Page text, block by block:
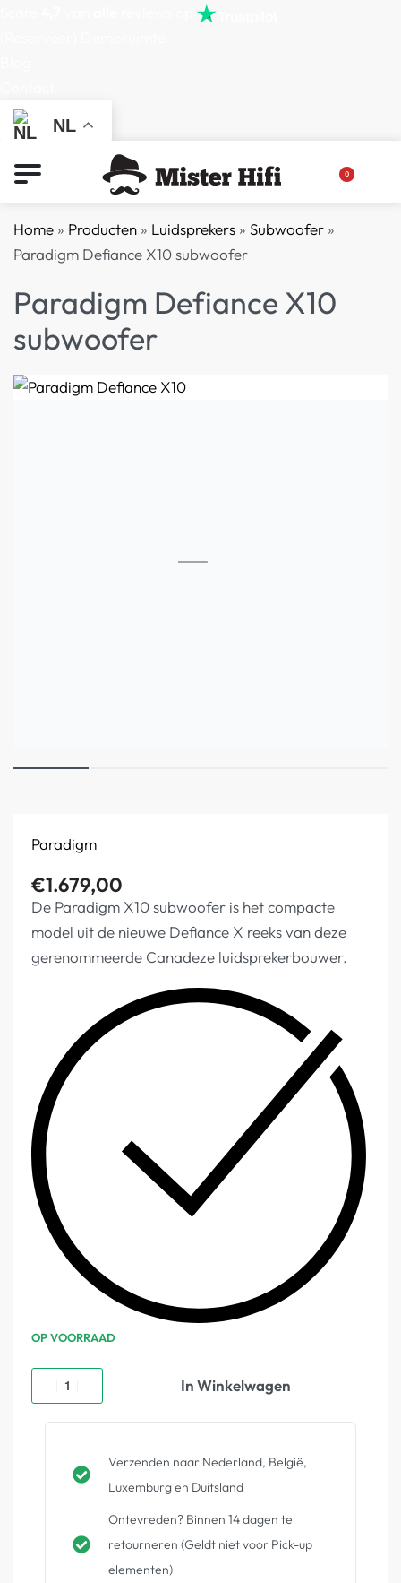
NL
0
Home » Producten » Luidsprekers » Subwoofer »
Paradigm Defiance X10 subwoofer
Paradigm Defiance X10
subwoofer
Paradigm
€1.679,00
De Paradigm X10 subwoofer is het compacte
model uit de nieuwe Defiance X reeks van deze
gerenommeerde Canadeze luidsprekerbouwer.
OP VOORRAAD
In Winkelwagen
Verzenden naar Nederland, België,
Luxemburg en Duitsland
Ontevreden? Binnen 14 dagen te
retourneren (Geldt niet voor Pick-up
elementen)